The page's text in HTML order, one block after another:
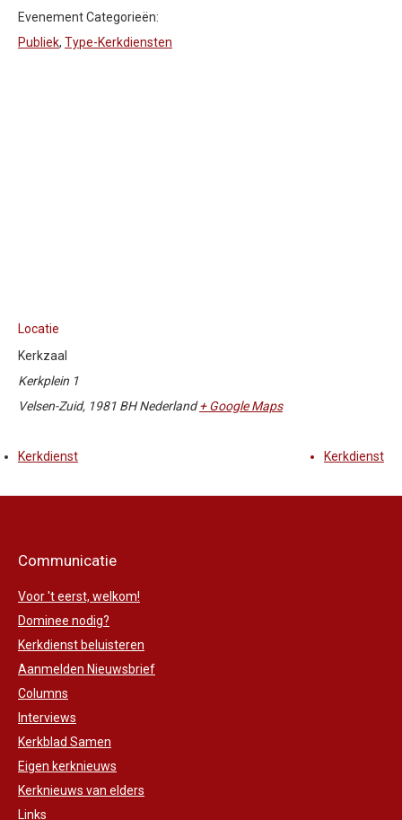
Evenement Categorieën:
Publiek, Type-Kerkdiensten
Locatie
Kerkzaal
Kerkplein 1
Velsen-Zuid, 1981 BH Nederland + Google Maps
Kerkdienst Kerkdienst
Communicatie
Voor 't eerst, welkom!
Dominee nodig?
Kerkdienst beluisteren
Aanmelden Nieuwsbrief
Columns
Interviews
Kerkblad Samen
Eigen kerknieuws
Kerknieuws van elders
Links